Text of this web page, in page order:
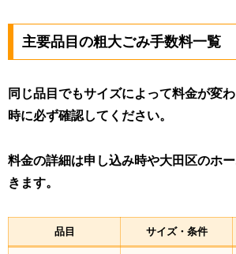
主要品目の粗大ごみ手数料一覧
同じ品目でもサイズによって料金が変
時に必ず確認してください。
料金の詳細は申し込み時や大田区のホ
きます。
品目 サイズ・条件